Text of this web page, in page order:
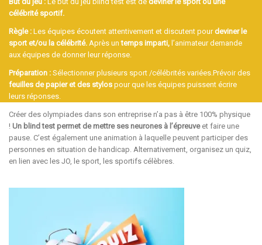
célébrité sportif.
Règle : Les équipes écoutent attentivement et discutent pourdeviner le
sport et/ou la célébrité. Après untemps imparti, l’animateur demande
aux équipes de donner leur réponse.
Préparation : Sélectionner plusieurs sport /célébrités variées.Prévoir des
feuilles de papier et des stylos pour que les équipes puissent écrire
leurs réponses.
Créer des olympiades dans son entreprise n’a pas à être 100% physique
! Un blind test permet de mettre ses neurones à l’épreuveet faire une
pause. C’est également une animation à laquelle peuvent participer des
personnes en situation de handicap. Alternativement, organisez un quiz,
en lien avec les JO, le sport, les sportifs célèbres.